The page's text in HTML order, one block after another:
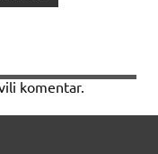
komentar.